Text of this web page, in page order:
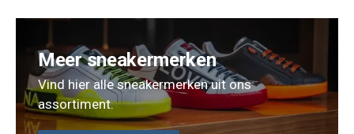
Meer sneakermerken
Vind hier alle sneakermerken uit ons
assortiment.